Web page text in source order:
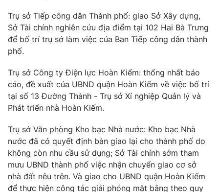
Trụ sở Tiếp công dân Thành phố: giao Sở Xây dựng,
Sở Tài chính nghiên cứu địa điểm tại 102 Hai Bà Trưng
để bố trí trụ sở làm việc của Ban Tiếp công dân thành
phố.
Trụ sở Công ty Điện lực Hoàn Kiếm: thống nhất báo
cáo, đề xuất của UBND quận Hoàn Kiếm về việc bố trí
tại số 13 Đường Thành - Trụ sở Xí nghiệp Quản lý và
Phát triển nhà Hoàn Kiếm.
Trụ sở Văn phòng Kho bạc Nhà nước: Kho bạc Nhà
nước đã có quyết định bàn giao lại cho thành phố do
không còn nhu cầu sử dụng; Sở Tài chính sớm tham
mưu UBND thành phố việc nhận chuyển giao cơ sở
nhà đất nêu trên. Và giao cho UBND quận Hoàn Kiếm
để thực hiện công tác giải phóng mặt bằng theo quy